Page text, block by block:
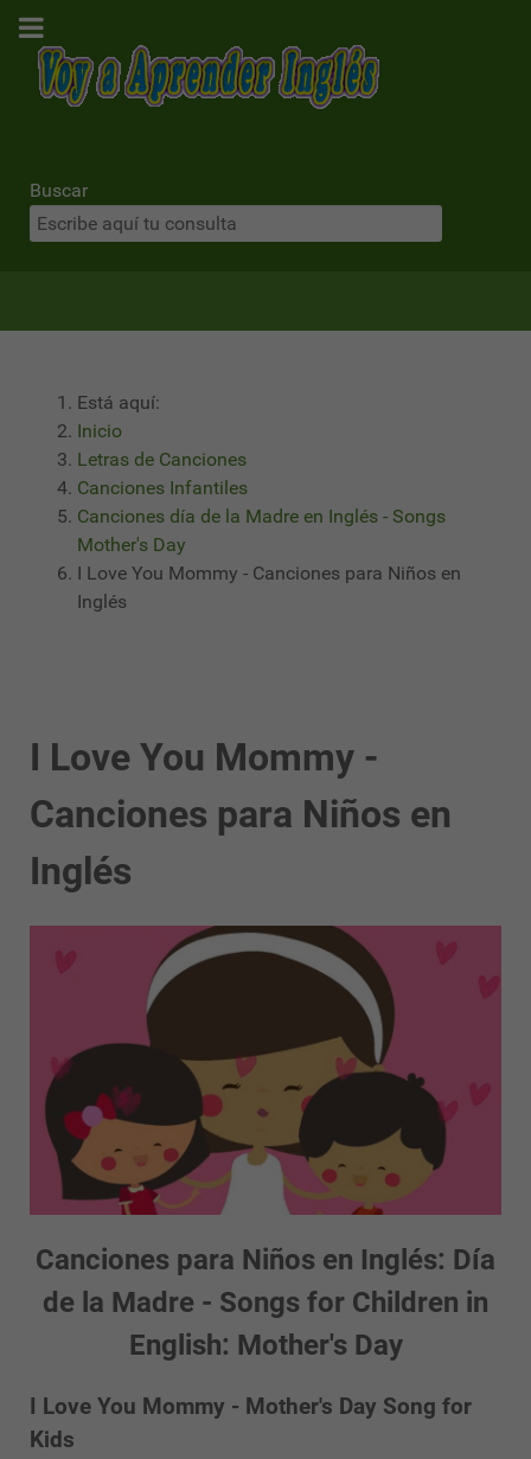
Buscar
Está aquí:
Inicio
Letras de Canciones
Canciones Infantiles
Canciones día de la Madre en Inglés - Songs
Mother's Day
I Love You Mommy - Canciones para Niños en
Inglés
I Love You Mommy -
Canciones para Niños en
Inglés
Canciones para Niños en Inglés: Día
de la Madre - Songs for Children in
English: Mother's Day
I Love You Mommy - Mother's Day Song for
Kids